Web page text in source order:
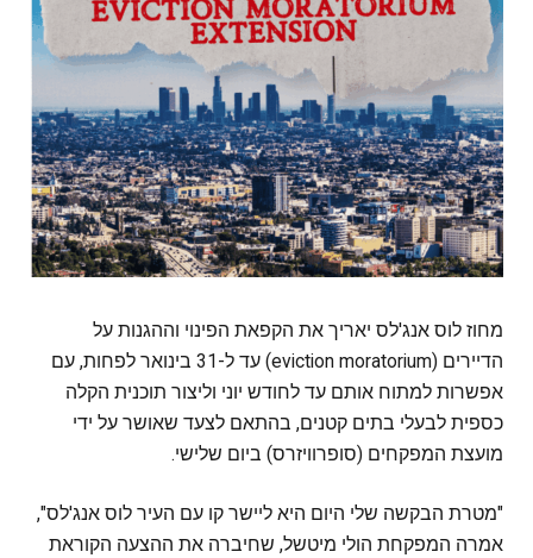
מחוז לוס אנג'לס יאריך את הקפאת הפינוי וההגנות על
הדיירים (eviction moratorium) עד ל-31 בינואר לפחות, עם
אפשרות למתוח אותם עד לחודש יוני וליצור תוכנית הקלה
כספית לבעלי בתים קטנים, בהתאם לצעד שאושר על ידי
מועצת המפקחים (סופרוויזרס) ביום שלישי.
"מטרת הבקשה שלי היום היא ליישר קו עם העיר לוס אנג'לס",
אמרה המפקחת הולי מיטשל, שחיברה את ההצעה הקוראת